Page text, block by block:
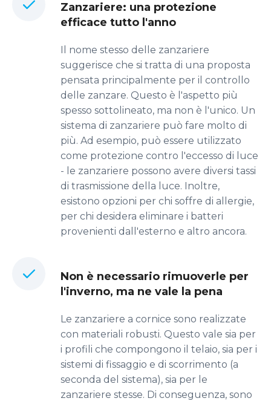
Zanzariere: una protezione
efficace tutto l'anno
Il nome stesso delle zanzariere
suggerisce che si tratta di una proposta
pensata principalmente per il controllo
delle zanzare. Questo è l'aspetto più
spesso sottolineato, ma non è l'unico. Un
sistema di zanzariere può fare molto di
più. Ad esempio, può essere utilizzato
come protezione contro l'eccesso di luce
- le zanzariere possono avere diversi tassi
di trasmissione della luce. Inoltre,
esistono opzioni per chi soffre di allergie,
per chi desidera eliminare i batteri
provenienti dall'esterno e altro ancora.
Non è necessario rimuoverle per
l'inverno, ma ne vale la pena
Le zanzariere a cornice sono realizzate
con materiali robusti. Questo vale sia per
i profili che compongono il telaio, sia per i
sistemi di fissaggio e di scorrimento (a
seconda del sistema), sia per le
zanzariere stesse. Di conseguenza, sono